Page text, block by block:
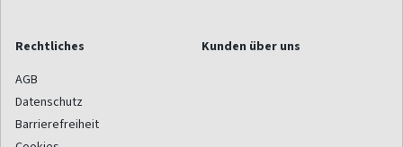
Rechtliches
AGB
Datenschutz
Barrierefreiheit
Kunden über uns